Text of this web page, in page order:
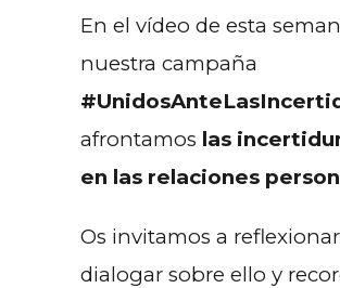
En el vídeo de esta
nuestra campaña
afrontamos las
en las relaciones
Os invitamos a
dialogar sobre ello y